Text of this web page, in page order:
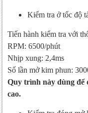
Kiểm tra ở tốc độ
Tiến hành kiểm tra với
RPM: 6500/phút
Nhịp xung: 2,4ms
Số lần mở kim phun:
Quy trình này dùng để
cao.